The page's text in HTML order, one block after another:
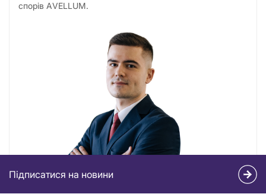
спорів AVELLUM.
Підписатися на новини